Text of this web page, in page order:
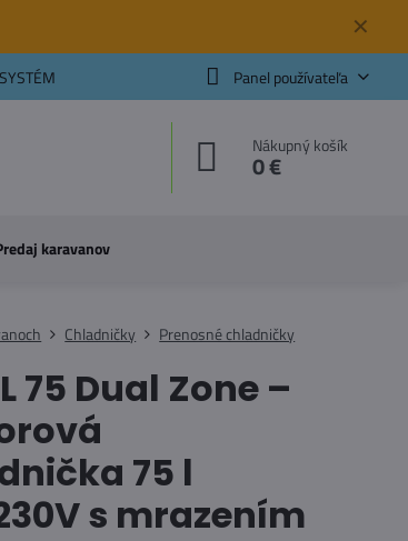
✕
Panel používateľa
Nákupný košík
0 €
karavanov
Chladničky Prenosné chladničky
75 Dual Zone –
75 l
s mrazením